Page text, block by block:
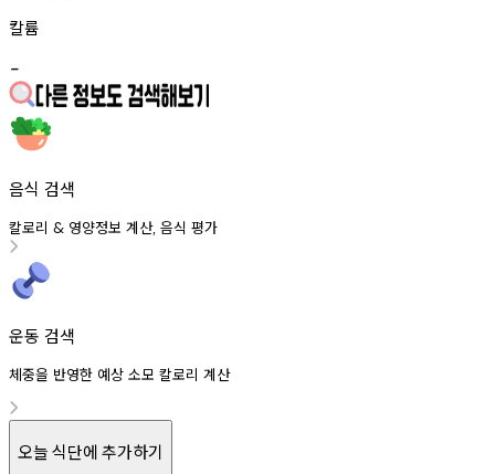
칼륨
-
음식 검색
칼로리 & 영양정보 계산, 음식 평가
운동 검색
체중을 반영한 예상 소모 칼로리 계산
오늘 식단에 추가하기